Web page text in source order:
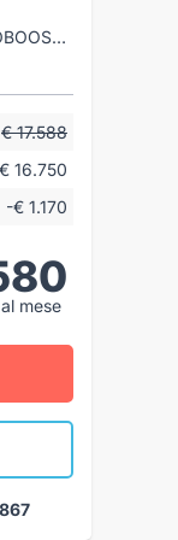
FOCUS 1.0 ECOBOOST H ST-LINE STYLE 125CV
€ 17.588
€ 16.750
-€ 1.170
mese